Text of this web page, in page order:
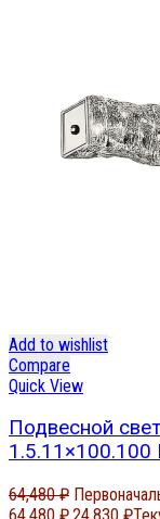
Add to wishlist
Compare
Quick View
Подвесной
1.5.11×100.100
64,480₽